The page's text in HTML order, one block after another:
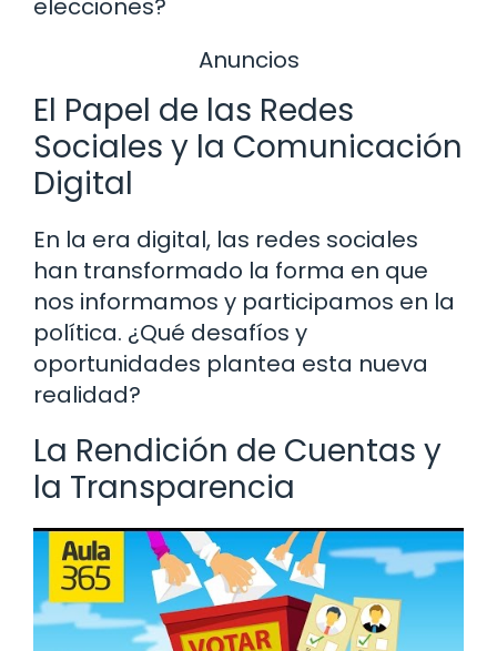
elecciones?
Anuncios
El Papel de las Redes
Sociales y la Comunicación
Digital
En la era digital, las redes sociales
han transformado la forma en que
nos informamos y participamos en la
política. ¿Qué desafíos y
oportunidades plantea esta nueva
realidad?
La Rendición de Cuentas y
la Transparencia